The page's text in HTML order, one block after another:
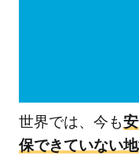
世界では、今も
保できていない